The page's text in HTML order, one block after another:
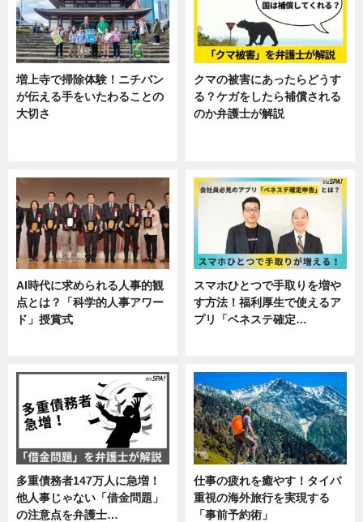
増上寺で掃除体験！ニチバン
が伝える手をいたわることの
大切さ
クマの被害にあったらどうす
る？ケガをしたら補償される
のか弁護士が解説
AI時代に求められる人事的観
点とは？「科学的人事アワー
ド」授賞式
スマホひとつで手取りを増や
す方法！福利厚生で使えるア
プリ「ベネステ確定…
多重債務者147万人に急増！
他人事じゃない「借金問題」
の注意点を弁護士…
仕事の疲れを癒やす！タイパ
重視の海外旅行を実現する
「事前予約術」